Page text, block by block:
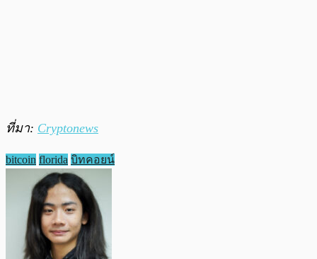
ที่มา: Cryptonews
bitcoin florida บิทคอยน์